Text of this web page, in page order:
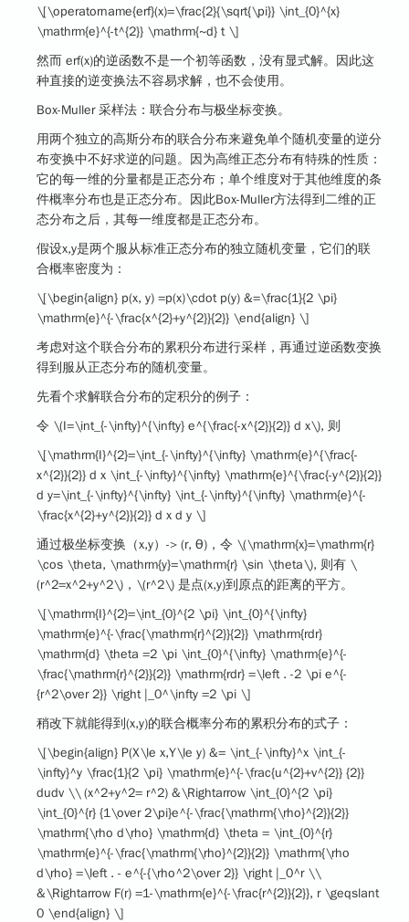
\[\operatorname{erf}(x)=\frac{2}{\sqrt{\pi}} \int_{0}^{x}
\mathrm{e}^{-t^{2}} \mathrm{~d} t \]
然而 erf(x)的逆函数不是一个初等函数，没有显式解。因此这
种直接的逆变换法不容易求解，也不会使用。
Box-Muller 采样法 ：联合分布与极坐标变换。
用两个独立的高斯分布的联合分布来避免单个随机变量的逆分
布变换中不好求逆的问题。因为高维正态分布有特殊的性质：
它的每一维的分量都是正态分布；单个维度对于其他维度的条
件概率分布也是正态分布。因此Box-Muller方法得到二维的正
态分布之后，其每一维度都是正态分布。
假设x,y是两个服从标准正态分布的独立随机变量，它们的联
合概率密度为：
\[\begin{align} p(x, y) =p(x)\cdot p(y) &=\frac{1}{2 \pi}
\mathrm{e}^{-\frac{x^{2}+y^{2}}{2}} \end{align} \]
考虑对这个联合分布的累积分布进行采样，再通过逆函数变换
得到服从正态分布的随机变量。
先看个求解联合分布的定积分的例子：
令 \(I=\int_{-\infty}^{\infty} e^{\frac{-x^{2}}{2}} d x\), 则
\[\mathrm{I}^{2}=\int_{-\infty}^{\infty} \mathrm{e}^{\frac{-
x^{2}}{2}} d x \int_{-\infty}^{\infty} \mathrm{e}^{\frac{-y^{2}}{2}}
d y=\int_{-\infty}^{\infty} \int_{-\infty}^{\infty} \mathrm{e}^{-
\frac{x^{2}+y^{2}}{2}} d x d y \]
通过极坐标变换（x,y）-> (r, θ)，令 \(\mathrm{x}=\mathrm{r}
\cos \theta, \mathrm{y}=\mathrm{r} \sin \theta\), 则有 \
(r^2=x^2+y^2\) ， \(r^2\) 是点(x,y)到原点的距离的平方。
\[\mathrm{I}^{2}=\int_{0}^{2 \pi} \int_{0}^{\infty}
\mathrm{e}^{-\frac{\mathrm{r}^{2}}{2}} \mathrm{rdr}
\mathrm{d} \theta =2 \pi \int_{0}^{\infty} \mathrm{e}^{-
\frac{\mathrm{r}^{2}}{2}} \mathrm{rdr} =\left . -2 \pi e^{-
{r^2\over 2}} \right |_0^\infty =2 \pi \]
稍改下就能得到(x,y)的联合概率分布的累积分布的式子：
\[\begin{align} P(X\le x,Y\le y) &= \int_{-\infty}^x \int_{-
\infty}^y \frac{1}{2 \pi} \mathrm{e}^{-\frac{u^{2}+v^{2}} {2}}
dudv \\ (x^2+y^2= r^2) &\Rightarrow \int_{0}^{2 \pi}
\int_{0}^{r} {1\over 2\pi}e^{-\frac{\mathrm{\rho}^{2}}{2}}
\mathrm{\rho d\rho} \mathrm{d} \theta = \int_{0}^{r}
\mathrm{e}^{-\frac{\mathrm{\rho}^{2}}{2}} \mathrm{\rho
d\rho} =\left . - e^{-{\rho^2\over 2}} \right |_0^r \\
&\Rightarrow F(r) =1-\mathrm{e}^{-\frac{r^{2}}{2}}, r \geqslant
0 \end{align} \]